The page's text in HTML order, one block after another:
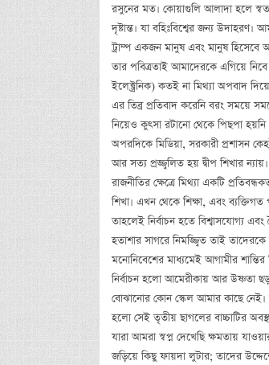
রসুনের মত। কোয়াগুলি আলাদা হলে
দৃষ্টান্ত। যা বহিঃবিশ্বের জন্য
ট্রাম্প একজন মানুষ এবং মানুষ হিসেবে
তার পবিত্রতাই আমাদেরকে এগিয়ে নিবে
ইলেক্ট্রনিক) কতই না মিথ্যা অপবাদ
এর তিব্র প্রতিবাদ করেনি বরং সময়ে
নিয়েও কুৎসা রটানো থেকে পিছপা
অপরদিকে মিডিয়া, সরকারী প্রশাসন
আর সত্য প্রজ্জ্বলিত হয় দ্বীপ শিখার
রাজনীতির ক্ষেত্রে মিথ্যা একটি
শিখা। এখন থেকে শিক্ষা, এবং
তাহলেই নির্বাচন হতে বিশ্বাসযোগ্য
হতাশার সাগরে নিমজ্জ্বিত তাই
মনোনিবেশের মাধ্যমেই আগামীর
নির্বাচন হলো আমেরীকায় আর উষ্ণতা
বোঝানোর কোন স্কেল আমার কাছে
হলো সেই তৃতীয় ছাগলের বাচ্চাটির
যারা আমরা স্বপ্ন দেখেছি ক্ষমতায়
জড়িয়ে কিছু ফায়দা লুটার; তাদের